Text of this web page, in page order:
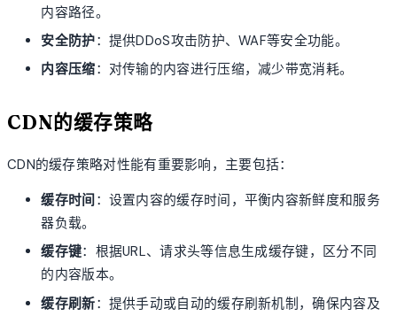
内容路径。
安全防护：提供DDoS攻击防护、WAF等安全功能。
内容压缩：对传输的内容进行压缩，减少带宽消耗。
CDN的缓存策略
CDN的缓存策略对性能有重要影响，主要包括：
缓存时间 ：设置内容的缓存时间，平衡内容新鲜度和服务
器负载。
缓存键：根据URL、请求头等信息生成缓存键，区分不同
的内容版本。
缓存刷新：提供手动或自动的缓存刷新机制，确保内容及